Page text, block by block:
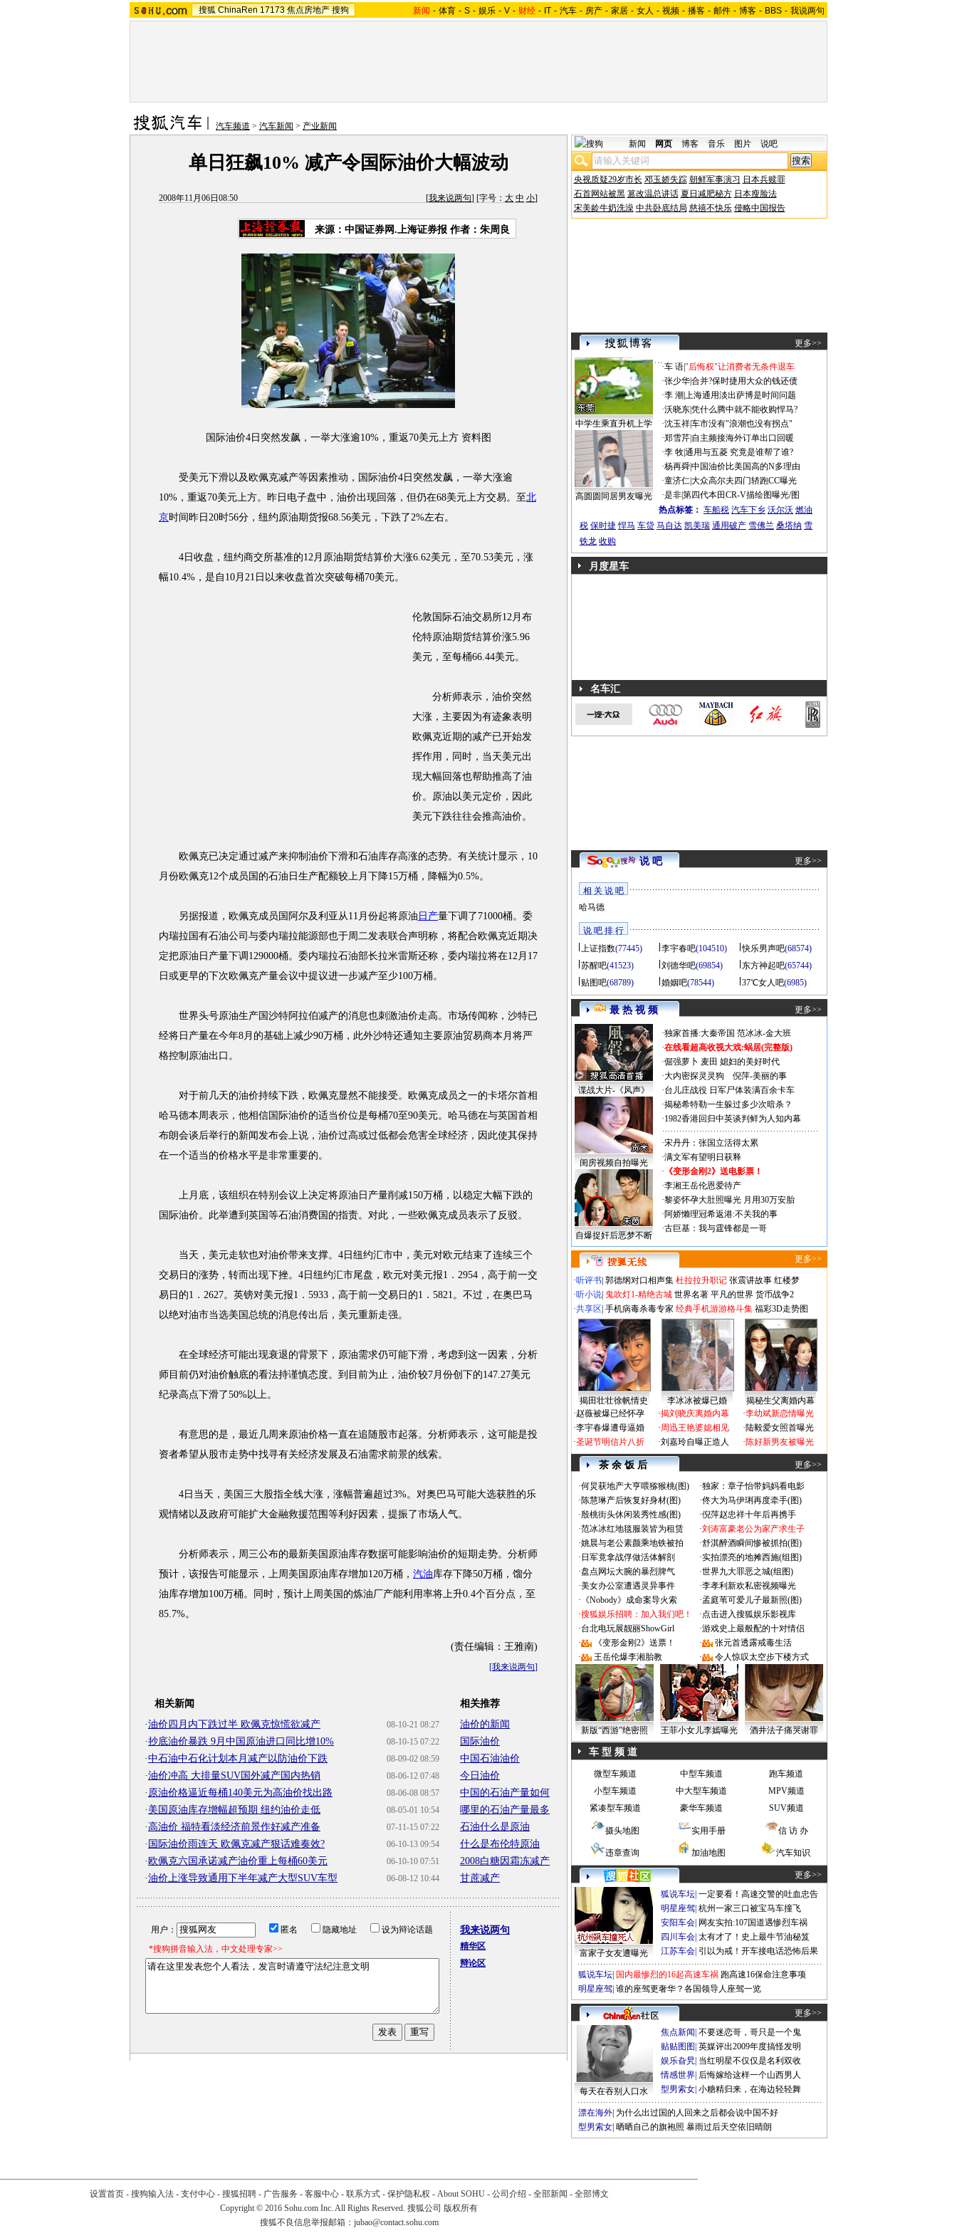
搜狐 ChinaRen 17173 焦点房地产 搜狗 新闻 - 体育 - S - 娱乐 - V - 财经 - IT - 汽车 - 房产 - 家居 - 女人 - 视频 - 播客 - 邮件 - 博客 - BBS - 我说两句
汽车频道 > 汽车新闻 > 产业新闻
单日狂飙10% 减产令国际油价大幅波动
2008年11月06日08:50 [我来说两句] [字号： 大 中 小]
来源：中国证券网.上海证券报 作者：朱周良
国际油价4日突然发飙，一举大涨逾10%，重返70美元上方 资料图
受美元下滑以及欧佩克减产等因素推动，国际油价4日突然发飙，一举大涨逾
10%，重返70美元上方。昨日电子盘中，油价出现回落，但仍在68美元上方交易。至北
京时间昨日20时56分，纽约原油期货报68.56美元，下跌了2%左右。
4日收盘，纽约商交所基准的12月原油期货结算价大涨6.62美元，至70.53美元，涨
幅10.4%，是自10月21日以来收盘首次突破每桶70美元。
伦敦国际石油交易所12月布
伦特原油期货结算价涨5.96
美元，至每桶66.44美元。
分析师表示，油价突然
大涨，主要因为有迹象表明
欧佩克近期的减产已开始发
挥作用，同时，当天美元出
现大幅回落也帮助推高了油
价。原油以美元定价，因此
美元下跌往往会推高油价。
欧佩克已决定通过减产来抑制油价下滑和石油库存高涨的态势。有关统计显示，10
月份欧佩克12个成员国的石油日生产配额较上月下降15万桶，降幅为0.5%。
另据报道，欧佩克成员国阿尔及利亚从11月份起将原油 日产量下调了71000桶。委
内瑞拉国有石油公司与委内瑞拉能源部也于周二发表联合声明称，将配合欧佩克近期决
定把原油日产量下调129000桶。委内瑞拉石油部长拉米雷斯还称，委内瑞拉将在12月17
日或更早的下次欧佩克产量会议中提议进一步减产至少100万桶。
世界头号原油生产国沙特阿拉伯减产的消息也刺激油价走高。市场传闻称，沙特已
经将日产量在今年8月的基础上减少90万桶，此外沙特还通知主要原油贸易商本月将严
格控制原油出口。
对于前几天的油价持续下跌，欧佩克显然不能接受。欧佩克成员之一的卡塔尔首相
哈马德本周表示，他相信国际油价的适当价位是每桶70至90美元。哈马德在与英国首相
布朗会谈后举行的新闻发布会上说，油价过高或过低都会危害全球经济，因此使其保持
在一个适当的价格水平是非常重要的。
上月底，该组织在特别会议上决定将原油日产量削减150万桶，以稳定大幅下跌的
国际油价。此举遭到英国等石油消费国的指责。对此，一些欧佩克成员表示了反驳。
当天，美元走软也对油价带来支撑。4日纽约汇市中，美元对欧元结束了连续三个
交易日的涨势，转而出现下挫。4日纽约汇市尾盘，欧元对美元报1．2954，高于前一交
易日的1．2627。英镑对美元报1．5933，高于前一交易日的1．5821。不过，在奥巴马
以绝对油市当选美国总统的消息传出后，美元重新走强。
在全球经济可能出现衰退的背景下，原油需求仍可能下滑，考虑到这一因素，分析
师目前仍对油价触底的看法持谨慎态度。到目前为止，油价较7月份创下的147.27美元
纪录高点下滑了50%以上。
有意思的是，最近几周来原油价格一直在追随股市起落。分析师表示，这可能是投
资者希望从股市走势中找寻有关经济发展及石油需求前景的线索。
4日当天，美国三大股指全线大涨，涨幅普遍超过3%。对奥巴马可能大选获胜的乐
观情绪以及政府可能扩大金融救援范围等利好因素，提振了市场人气。
分析师表示，周三公布的最新美国原油库存数据可能影响油价的短期走势。分析师
预计，该报告可能显示，上周美国原油库存增加120万桶， 汽油库存下降50万桶，馏分
油库存增加100万桶。同时，预计上周美国的炼油厂产能利用率将上升0.4个百分点，至
85.7%。
(责任编辑：王雅南)
[我来说两句]
相关新闻
08-10-21 08:27
·油价四月内下跌过半 欧佩克惊慌欲减产
08-10-15 07:22
·抄底油价暴跌 9月中国原油进口同比增10%
08-09-02 08:59
·中石油中石化计划本月减产以防油价下跌
08-06-12 07:48
·油价冲高 大排量SUV国外减产国内热销
08-06-08 08:57
· 原油价格逼近每桶140美元为高油价找出路
08-05-01 10:54
· 美国原油库存增幅超预期 纽约油价走低
07-11-15 07:22
·高油价 福特看淡经济前景作好减产准备
06-10-13 09:54
· 国际油价雨连天 欧佩克减产狠话难奏效?
06-10-10 07:51
· 欧佩克六国承诺减产油价重上每桶60美元
06-08-12 10:44
·油价上涨导致通用下半年减产大型SUV车型
相关推荐
油价的新闻
国际油价
中国石油油价
今日油价
中国的石油产量如何
哪里的石油产量最多
石油什么是原油
什么是布伦特原油
2008白糖因霜冻减产
甘蔗减产
用户： 匿名 隐藏地址
设为辩论话题
*搜狗拼音输入法，中文处理专家>>
我来说两句
精华区
辩论区
新闻 网页 博客 音乐 图片 说吧
央视质疑29岁市长 邓玉娇失踪 朝鲜军事演习 日本兵赎罪
石首网站被黑 篡改温总讲话 夏日减肥秘方 日本瘦脸法
宋美龄牛奶洗澡 中共卧底结局 慈禧不快乐 侵略中国报告
更多>>
中学生乘直升机上学
高圆圆同居男友曝光
·车 语|"后悔权"让消费者无条件退车
·张少华|合并?保时捷用大众的钱还债
·李 潮 上海通用淡出萨博是时间问题
·沃晓东|凭什么腾中就不能收购悍马?
·沈玉祥|车市没有"浪潮也没有拐点"
·郑雪芹| 自主频接海外订单出口回暖
·李 牧|通用与五菱 究竟是谁帮了谁?
·杨再舜|中国油价比美国高的N多理由
·童济仁|大众高尔夫四门轿跑CC曝光
·是非|第四代本田CR-V描绘图曝光/图
热点标签： 车船税 汽车下乡 沃尔沃 燃油
税 保时捷 悍马 车贷 马自达 凯美瑞 通用破产 雪佛兰 桑塔纳 雪
铁龙 收购
月度星车
名车汇
说 吧 更多>>
相 关 说 吧
哈马德
说 吧 排 行
上证指数(77445) 李宇春吧(104510) 快乐男声吧(68574)
苏醒吧(41523) 刘德华吧(69854) 东方神起吧(65744)
贴图吧(68789) 婚姻吧(78544) 37℃女人吧(6985)
最 热 视 频 更多>>
谍战大片-《风声》
闺房视频自拍曝光
自爆捉奸后恶梦不断
·独家首播:大秦帝国 范冰冰-金大班
·在线看超高收视大戏:蜗居(完整版)
·倔强萝卜 麦田 媳妇的美好时代
·大内密探灵灵狗
倪萍-美丽的事
·台儿庄战役 日军尸体装满百余卡车
·揭秘希特勒一生躲过多少次暗杀？
·1982香港回归中英谈判鲜为人知内幕
·宋丹丹：张国立活得太累
·满文军有望明日获释
· 《变形金刚2》送电影票！
·李湘王岳伦恩爱待产
·黎姿怀孕大肚照曝光 月用30万安胎
·阿娇懒理冠希返港:不关我的事
·古巨基：我与霆锋都是一哥
更多>>
·听评书 郭德纲对口相声集 杜拉拉升职记 张震讲故事 红楼梦
·听小说 鬼吹灯1-精绝古城 世界名著 平凡的世界 货币战争2
·共享区 手机病毒杀毒专家 经典手机游游格斗集 福彩3D走势图
揭田壮壮徐帆情史 李冰冰被爆已婚
揭秘生父离婚内幕
·赵薇被爆已经怀孕
·李宇春爆遭母逼婚
·圣诞节明信片八折
·揭刘晓庆离婚内幕
·周迅王艳婆媳相见
·刘嘉玲自曝正造人
·李幼斌新恋情曝光
·陆毅爱女照首曝光
·陈好新男友被曝光
茶 余 饭 后 更多>>
·何炅获地产大亨喂猕猴桃(图) ·独家：章子怡带妈妈看电影
·陈慧琳产后恢复好身材(图) ·佟大为马伊琍再度牵手(图)
·殷桃街头休闲装秀性感(图) ·倪萍赵忠祥十年后再携手
·范冰冰红地毯服装皆为租赁 ·刘涛富豪老公为家产求生子
·姚晨与老公素颜乘地铁被拍 ·舒淇醉酒瞬间惨被抓拍(图)
· 日军竟拿战俘做活体解剖 ·实拍漂亮的地摊西施(组图)
·盘点网坛大腕的暴烈脾气 ·世界九大罪恶之城(组图)
·美女办公室遭遇灵异事件 ·李孝利新欢私密视频曝光
· 《Nobody》成命案导火索 ·孟庭苇可爱儿子最新照(图)
·搜狐娱乐招聘：加入我们吧！ ·点击进入搜狐娱乐影视库
·台北电玩展靓丽ShowGirl ·游戏史上最般配的十对情侣
·
《变形金刚2》送票！ ·
张元首透露戒毒生活
·
王岳伦爆李湘胎教 · 令人惊叹太空步下楼方式
新版“西游”绝密照 王菲小女儿李嫣曝光 酒井法子痛哭谢罪
车 型 频 道
微型车频道 中型车频道
跑车频道
小型车频道
中大型车频道
MPV频道
紧凑型车频道
豪华车频道 SUV频道
摄头地图 实用手册 信 访 办
违章查询 加油地图 汽车知识
更多>>
富家子女友遭曝光
狐说车坛 一定要看！高速交警的吐血忠告
明星座驾 杭州一家三口被宝马车撞飞
安阳车会 网友实拍:107国道遇惨烈车祸
四川车会 太有才了！史上最牛节油秘笈
江苏车会 引以为戒！开车接电话恐怖后果
狐说车坛 国内最惨烈的16起高速车祸 跑高速16保命注意事项
明星座驾 谁的座驾更奢华？各国领导人座驾一览
更多>>
每天在吞别人口水
焦点新闻 不要迷恋哥，哥只是一个鬼
贴贴图图 英媒评出2009年度搞怪发明
娱乐旮旯 当红明星不仅仅是名利双收
情感世界 后悔嫁给这样一个山西男人
型男索女 小糖精归来，在海边轻轻舞
漂在海外 为什么出过国的人回来之后都会说中国不好
型男索女 晒晒自己的旗袍照 暴雨过后天空依旧晴朗
设置首页- 搜狗输入法- 支付中心- 搜狐招聘- 广告服务 - 客服中心- 联系方式- 保护隐私权 - About SOHU- 公司介绍 - 全部新闻 - 全部博文
Copyright © 2016 Sohu.com Inc. All Rights Reserved. 搜狐公司 版权所有
搜狐不良信息举报邮箱： jubao@contact.sohu.com